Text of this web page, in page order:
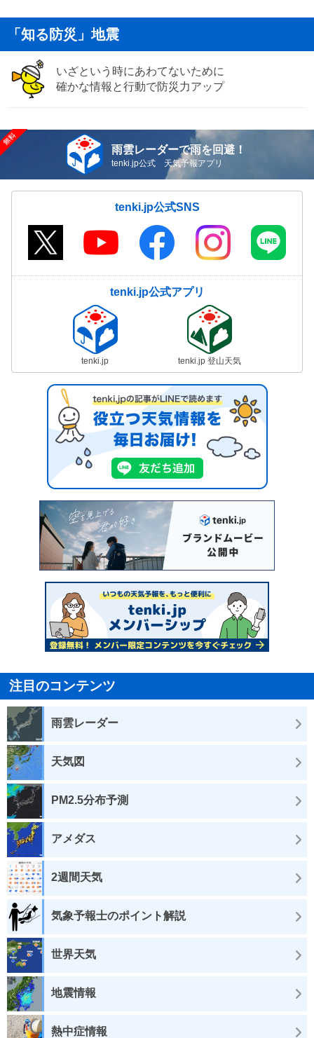
「知る防災」地震
いざという時にあわてないために
確かな情報と行動で防災力アップ
雨雲レーダーで雨を回避！
tenki.jp公式 天気予報アプリ
tenki.jp公式SNS
tenki.jp公式アプリ
tenki.jp tenki.jp 登山天気
注目のコンテンツ
雨雲レーダー
天気図
PM2.5分布予測
アメダス
2週間天気
気象予報士のポイント解説
世界天気
地震情報
熱中症情報